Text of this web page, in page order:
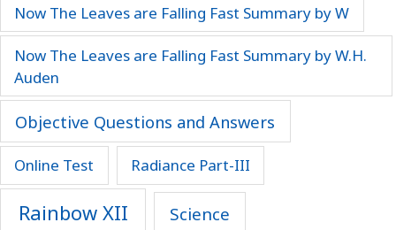
Now The Leaves are Falling Fast Summary by W
Now The Leaves are Falling Fast Summary by W.H.
Auden
Objective Questions and Answers
Online Test Radiance Part-III
Rainbow XII Science